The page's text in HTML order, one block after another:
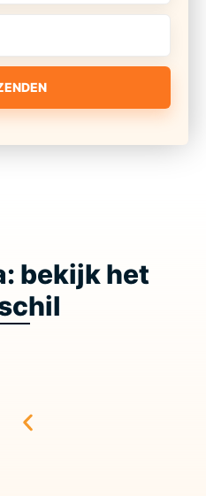
bekijk het